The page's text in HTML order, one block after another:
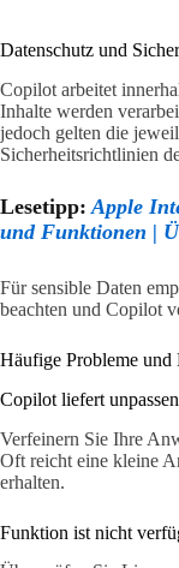
Datenschutz und
Copilot arbeitet
Inhalte werden
jedoch gelten die
Sicherheitsrichtlinien
Lesetipp: Apple
und Funktionen |
Für sensible Daten
beachten und Copilot
Häufige Probleme und
Copilot liefert
Verfeinern Sie Ihre
Oft reicht eine kleine
erhalten.
Funktion ist nicht